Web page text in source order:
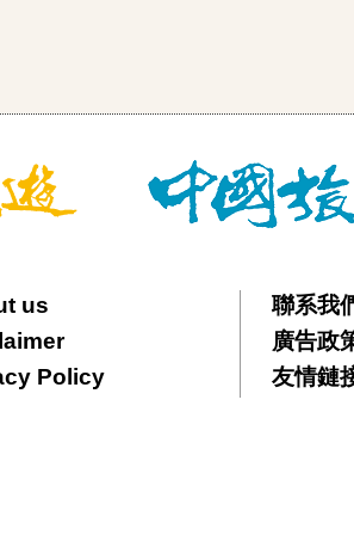
us
Policy
聯系我
廣告政
友情鏈